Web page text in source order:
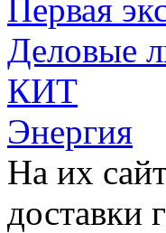
Первая
Деловые
КИТ
Энергия
На их
доставки